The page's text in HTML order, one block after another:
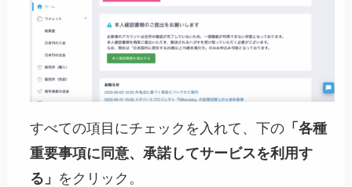
すべての項目にチェックを入れて、下の 「各種
重要事項に同意、承諾してサービスを利用す
る」 をクリック。